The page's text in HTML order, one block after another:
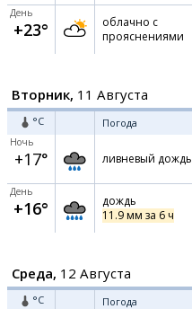
День
+23°
облачно с
прояснениями
Вторник, 11 Августа
°C Погода
Ночь
+17° ливневый дождь
День
+16°
дождь
11.9 мм за 6 ч
Среда, 12 Августа
°C Погода